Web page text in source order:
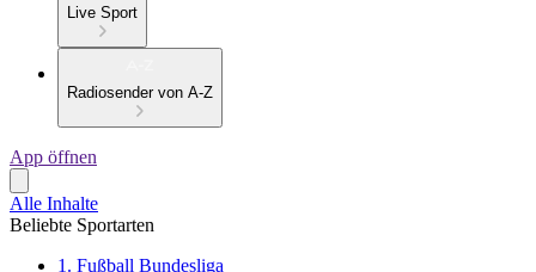
Live Sport
Radiosender von A-Z
App öffnen
Alle Inhalte
Beliebte Sportarten
1. Fußball Bundesliga